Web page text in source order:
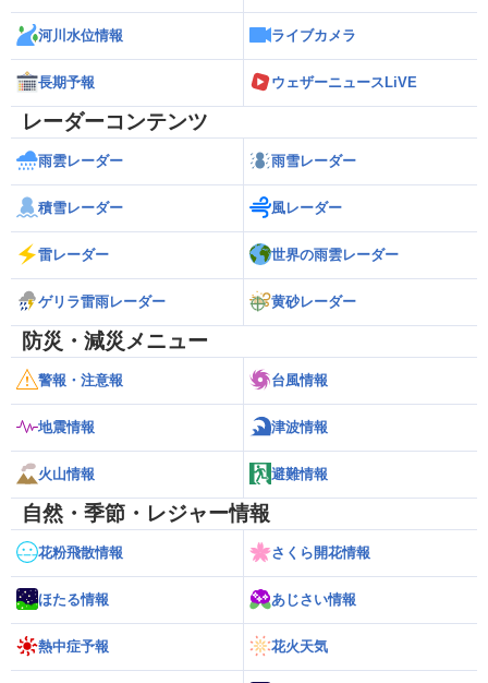
河川水位情報 ライブカメラ
長期予報 ウェザーニュースLiVE
レーダーコンテンツ
雨雲レーダー 雨雪レーダー
積雪レーダー 風レーダー
雷レーダー 世界の雨雲レーダー
ゲリラ雷雨レーダー 黄砂レーダー
防災・減災メニュー
警報・注意報 台風情報
地震情報 津波情報
火山情報 避難情報
自然・季節・レジャー情報
花粉飛散情報 さくら開花情報
ほたる情報 あじさい情報
熱中症予報 花火天気